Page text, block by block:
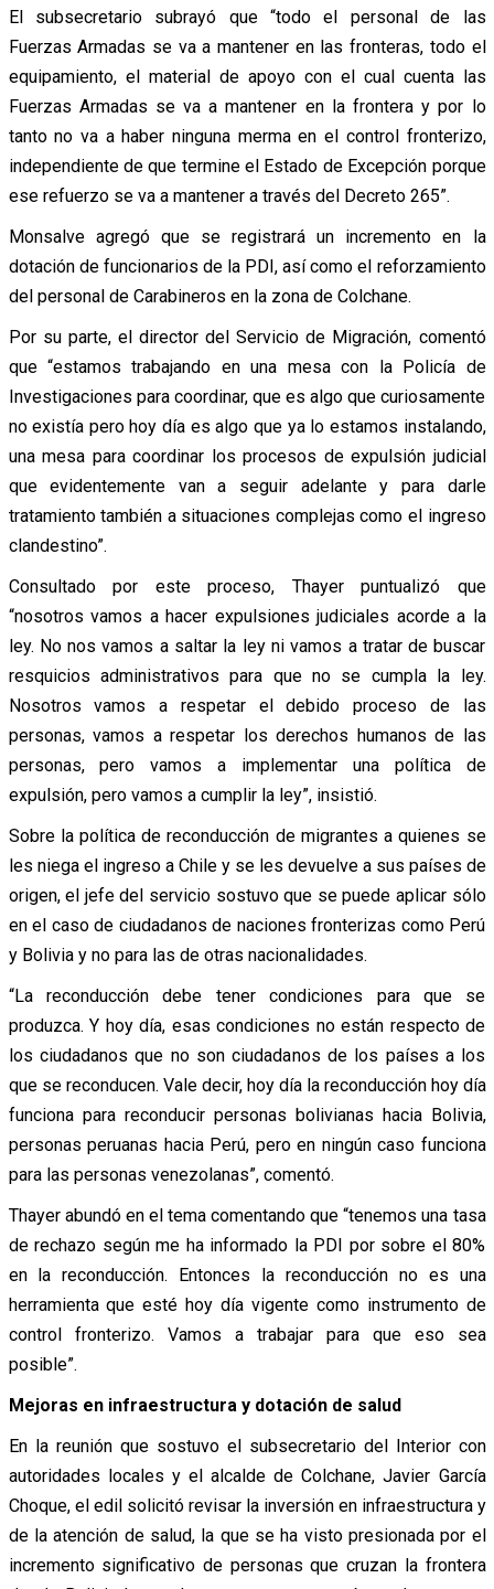
El subsecretario subrayó que “todo el personal de las
Fuerzas Armadas se va a mantener en las fronteras, todo el
equipamiento, el material de apoyo con el cual cuenta las
Fuerzas Armadas se va a mantener en la frontera y por lo
tanto no va a haber ninguna merma en el control fronterizo,
independiente de que termine el Estado de Excepción porque
ese refuerzo se va a mantener a través del Decreto 265”.
Monsalve agregó que se registrará un incremento en la
dotación de funcionarios de la PDI, así como el reforzamiento
del personal de Carabineros en la zona de Colchane.
Por su parte, el director del Servicio de Migración, comentó
que “estamos trabajando en una mesa con la Policía de
Investigaciones para coordinar, que es algo que curiosamente
no existía pero hoy día es algo que ya lo estamos instalando,
una mesa para coordinar los procesos de expulsión judicial
que evidentemente van a seguir adelante y para darle
tratamiento también a situaciones complejas como el ingreso
clandestino”.
Consultado por este proceso, Thayer puntualizó que
“nosotros vamos a hacer expulsiones judiciales acorde a la
ley. No nos vamos a saltar la ley ni vamos a tratar de buscar
resquicios administrativos para que no se cumpla la ley.
Nosotros vamos a respetar el debido proceso de las
personas, vamos a respetar los derechos humanos de las
personas, pero vamos a implementar una política de
expulsión, pero vamos a cumplir la ley”, insistió.
Sobre la política de reconducción de migrantes a quienes se
les niega el ingreso a Chile y se les devuelve a sus países de
origen, el jefe del servicio sostuvo que se puede aplicar sólo
en el caso de ciudadanos de naciones fronterizas como Perú
y Bolivia y no para las de otras nacionalidades.
“La reconducción debe tener condiciones para que se
produzca. Y hoy día, esas condiciones no están respecto de
los ciudadanos que no son ciudadanos de los países a los
que se reconducen. Vale decir, hoy día la reconducción hoy día
funciona para reconducir personas bolivianas hacia Bolivia,
personas peruanas hacia Perú, pero en ningún caso funciona
para las personas venezolanas”, comentó.
Thayer abundó en el tema comentando que “tenemos una tasa
de rechazo según me ha informado la PDI por sobre el 80%
en la reconducción. Entonces la reconducción no es una
herramienta que esté hoy día vigente como instrumento de
control fronterizo. Vamos a trabajar para que eso sea
posible”.
Mejoras en infraestructura y dotación de salud
En la reunión que sostuvo el subsecretario del Interior con
autoridades locales y el alcalde de Colchane, Javier García
Choque, el edil solicitó revisar la inversión en infraestructura y
de la atención de salud, la que se ha visto presionada por el
incremento significativo de personas que cruzan la frontera